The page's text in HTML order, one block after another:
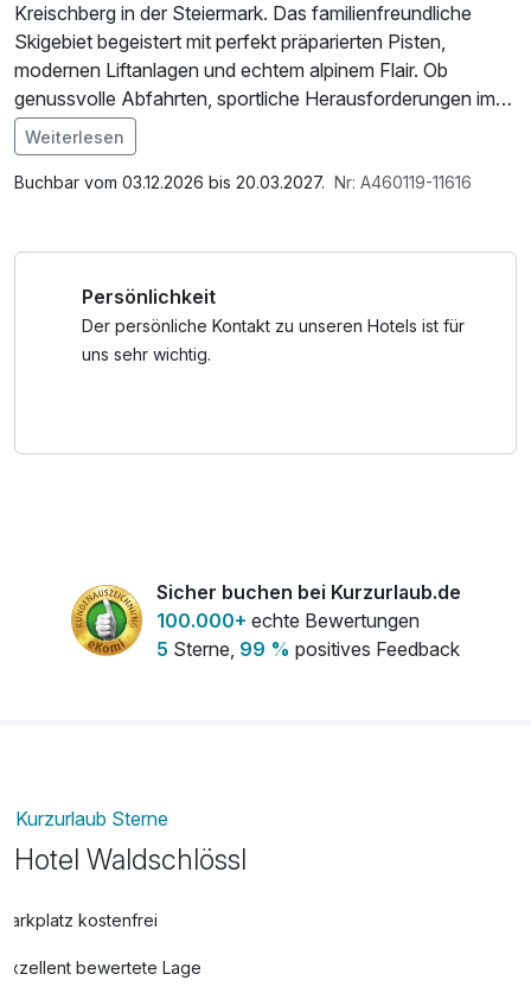
Kreischberg in der Steiermark. Das familienfreundliche
Skigebiet begeistert mit perfekt präparierten Pisten,
modernen Liftanlagen und echtem alpinem Flair. Ob
genussvolle Abfahrten, sportliche Herausforderungen im
Snowpark oder entspannte Stunden in urigen Hütten – am
Kreischberg findet jeder sein persönliches Winterglück.
Freundesgruppen. Abseits der Pisten laden
Winterwanderwege, Rodelbahnen und gemütliche
Wellnessangebote zum Abschalten ein.
Weiterlesen
Buchbar vom 03.12.2026 bis 20.03.2027. Nr: A460119-11616
Persönlichkeit
Der persönliche Kontakt zu unseren Hotels ist für
uns sehr wichtig.
Sicher buchen bei Kurzurlaub.de
100.000+ echte Bewertungen
5 Sterne, 99 % positives Feedback
Kurzurlaub Sterne
Hotel Waldschlössl
Parkplatz kostenfrei
Exzellent bewertete Lage